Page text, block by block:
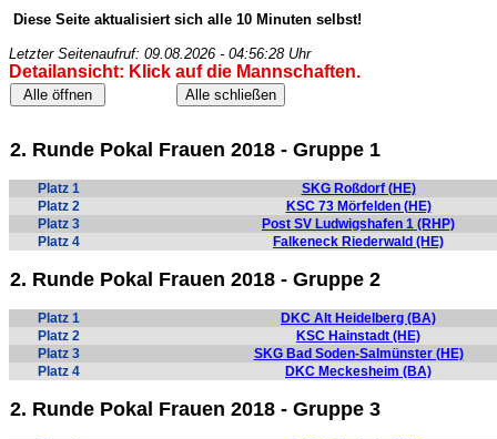
Diese Seite aktualisiert sich alle 10 Minuten selbst!
Letzter Seitenaufruf: 09.08.2026 - 04:56:28 Uhr
Detailansicht: Klick auf die Mannschaften.
2. Runde Pokal Frauen 2018 - Gruppe 1
Platz 1
SKG Roßdorf (HE)
Platz 2
KSC 73 Mörfelden (HE)
Platz 3
Post SV Ludwigshafen 1 (RHP)
Platz 4
Falkeneck Riederwald (HE)
2. Runde Pokal Frauen 2018 - Gruppe 2
Platz 1
DKC Alt Heidelberg (BA)
Platz 2
KSC Hainstadt (HE)
Platz 3
SKG Bad Soden-Salmünster (HE)
Platz 4
DKC Meckesheim (BA)
2. Runde Pokal Frauen 2018 - Gruppe 3